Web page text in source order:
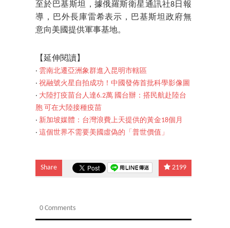
至於巴基斯坦，據俄羅斯衛星通訊社8日報
導，巴外長庫雷希表示，巴基斯坦政府無
意向美國提供軍事基地。
【延伸閱讀】
‧ 雲南北遷亞洲象群進入昆明市轄區
‧ 祝融號火星自拍成功！中國發佈首批科學影像圖
‧ 大陸打疫苗台人達6.2萬 國台辦：搭民航赴陸台
胞 可在大陸接種疫苗
‧ 新加坡媒體：台灣浪費上天提供的黃金18個月
‧ 這個世界不需要美國虛偽的「普世價值」
Share 2199
0 Comments